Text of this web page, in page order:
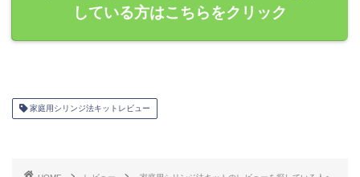
している方はこちらをクリック
家庭用シリンジ法キットレビュー